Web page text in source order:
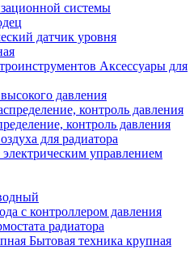
системы
датчик уровня
Аксессуары для
давления
контроль давления
для радиатора
управлением
с контроллером давления
радиатора
Бытовая техника крупная